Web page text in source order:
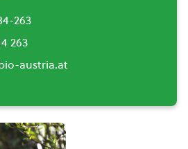
263
263
austria.at